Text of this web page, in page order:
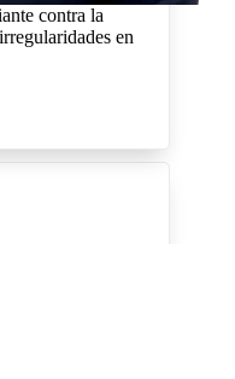
contra la
en